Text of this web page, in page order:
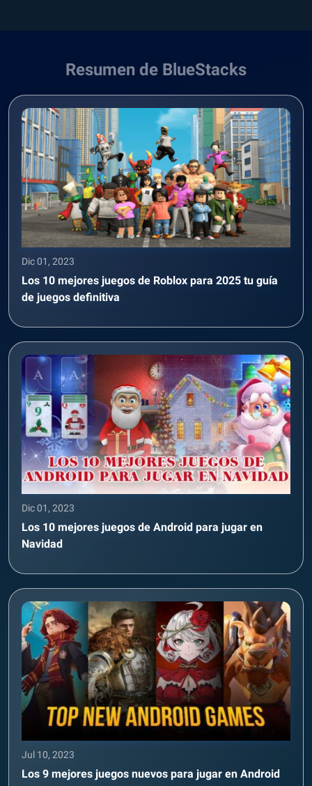
Resumen de BlueStacks
Dic 01, 2023
Los 10 mejores juegos de Roblox para 2025 tu guía
de juegos definitiva
Dic 01, 2023
Los 10 mejores juegos de Android para jugar en
Navidad
Jul 10, 2023
Los 9 mejores juegos nuevos para jugar en Android